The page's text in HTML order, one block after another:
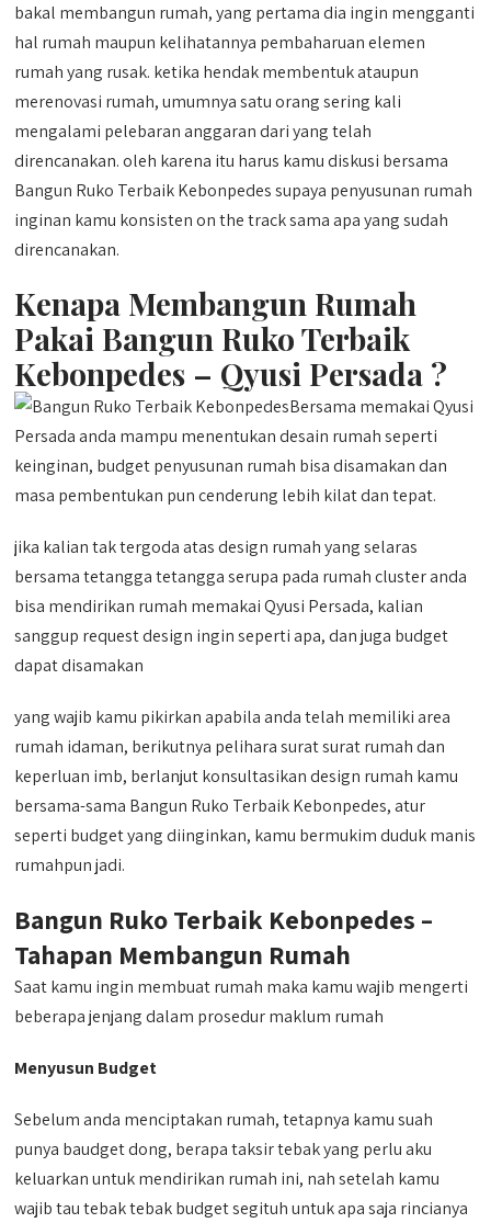
bakal membangun rumah, yang pertama dia ingin mengganti
hal rumah maupun kelihatannya pembaharuan elemen
rumah yang rusak. ketika hendak membentuk ataupun
merenovasi rumah, umumnya satu orang sering kali
mengalami pelebaran anggaran dari yang telah
direncanakan. oleh karena itu harus kamu diskusi bersama
Bangun Ruko Terbaik Kebonpedes supaya penyusunan rumah
inginan kamu konsisten on the track sama apa yang sudah
direncanakan.
Kenapa Membangun Rumah
Pakai Bangun Ruko Terbaik
Kebonpedes – Qyusi Persada ?
Bersama memakai Qyusi
Persada anda mampu menentukan desain rumah seperti
keinginan, budget penyusunan rumah bisa disamakan dan
masa pembentukan pun cenderung lebih kilat dan tepat.
jika kalian tak tergoda atas design rumah yang selaras
bersama tetangga tetangga serupa pada rumah cluster anda
bisa mendirikan rumah memakai Qyusi Persada, kalian
sanggup request design ingin seperti apa, dan juga budget
dapat disamakan
yang wajib kamu pikirkan apabila anda telah memiliki area
rumah idaman, berikutnya pelihara surat surat rumah dan
keperluan imb, berlanjut konsultasikan design rumah kamu
bersama-sama Bangun Ruko Terbaik Kebonpedes, atur
seperti budget yang diinginkan, kamu bermukim duduk manis
rumahpun jadi.
Bangun Ruko Terbaik Kebonpedes –
Tahapan Membangun Rumah
Saat kamu ingin membuat rumah maka kamu wajib mengerti
beberapa jenjang dalam prosedur maklum rumah
Menyusun Budget
Sebelum anda menciptakan rumah, tetapnya kamu suah
punya baudget dong, berapa taksir tebak yang perlu aku
keluarkan untuk mendirikan rumah ini, nah setelah kamu
wajib tau tebak tebak budget segituh untuk apa saja rincianya